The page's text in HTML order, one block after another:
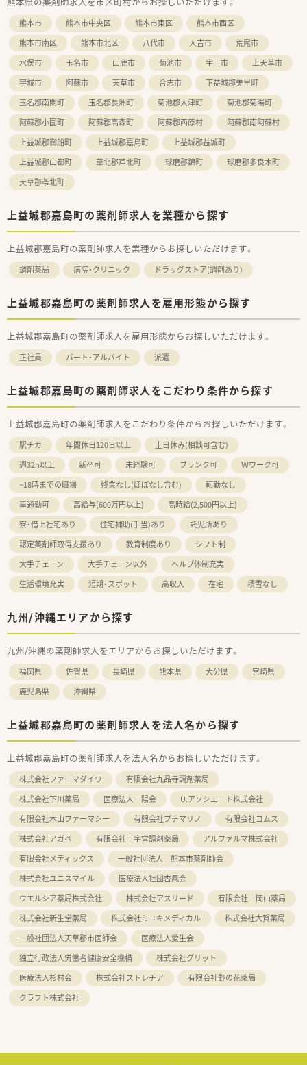
■勤務時間内に受講可能なリテール研修やハピコム研修が充実
しており、働きながら自己研鑽に励むことができる環境を整えて
います。
熊本市 熊本市中央区 熊本市東区
熊本市西区
熊本市南区
熊本市北区 八代市 人吉市
荒尾市
水俣市
玉名市 山鹿市 菊池市 宇土市
上天草市
宇城市
阿蘇市 天草市 合志市
下益城郡美里町
玉名郡南関町
玉名郡長洲町 菊池郡大津町
菊池郡菊陽町
阿蘇郡小国町
阿蘇郡高森町 阿蘇郡西原村
阿蘇郡南阿蘇村
上益城郡御船町
上益城郡嘉島町
上益城郡益城町
上益城郡山都町
葦北郡芦北町 球磨郡錦町
球磨郡多良木町
天草郡苓北町
上益城郡嘉島町の薬剤師求人を業種から探す
上益城郡嘉島町の薬剤師求人を業種からお探しいただけます。
調剤薬局 病院・クリニック ドラッグストア(調剤あり)
上益城郡嘉島町の薬剤師求人を雇用形態から探す
上益城郡嘉島町の薬剤師求人を雇用形態からお探しいただけます。
正社員 パート・アルバイト 派遣
上益城郡嘉島町の薬剤師求人をこだわり条件から探す
上益城郡嘉島町の薬剤師求人をこだわり条件からお探しいただけます。
駅チカ 年間休日120日以上
土日休み(相談可含む)
週32h以上
新卒可 未経験可 ブランク可
Ｗワーク可
~18時までの職場
残業なし(ほぼなし含む)
転勤なし
車通勤可
高給与(600万円以上)
高時給(2,500円以上)
寮・借上社宅あり
住宅補助(手当)あり
託児所あり
認定薬剤師取得支援あり
教育制度あり
シフト制
大手チェーン
大手チェーン以外
ヘルプ体制充実
生活環境充実
短期・スポット 高収入 在宅 積雪なし
九州/沖縄エリアから探す
九州/沖縄の薬剤師求人をエリアからお探しいただけます。
福岡県 佐賀県 長崎県 熊本県 大分県
宮崎県
鹿児島県
沖縄県
上益城郡嘉島町の薬剤師求人を法人名から探す
上益城郡嘉島町の薬剤師求人を法人名からお探しいただけます。
株式会社ファーマダイワ
有限会社九品寺調剤薬局
株式会社下川薬局
医療法人一陽会
U.アソシエート株式会社
有限会社木山ファーマシー
有限会社プチマリノ
有限会社コムス
株式会社アガペ
有限会社十字堂調剤薬局
アルファルマ株式会社
有限会社メディックス
一般社団法人 熊本市薬剤師会
株式会社ユニスマイル
医療法人社団杏風会
ウエルシア薬局株式会社
株式会社アスリード
有限会社 岡山薬局
株式会社新生堂薬局
株式会社ミユキメディカル
株式会社大賀薬局
一般社団法人天草郡市医師会
医療法人愛生会
独立行政法人労働者健康安全機構
株式会社グリット
医療法人杉村会
株式会社ストレチア
有限会社野の花薬局
クラフト株式会社